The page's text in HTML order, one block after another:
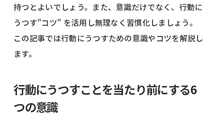
持つとよいでしょう。また、意識だけでなく、行動に
うつす"コツ" を活用し無理なく習慣化しましょう。
この記事では行動にうつすための意識やコツを解説し
ます。
行動にうつすことを当たり前にする6
つの意識